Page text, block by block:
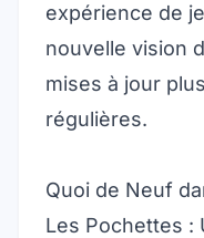
expérience de
nouvelle vision
mises à jour
régulières.
Quoi de Neuf
Les Pochettes :